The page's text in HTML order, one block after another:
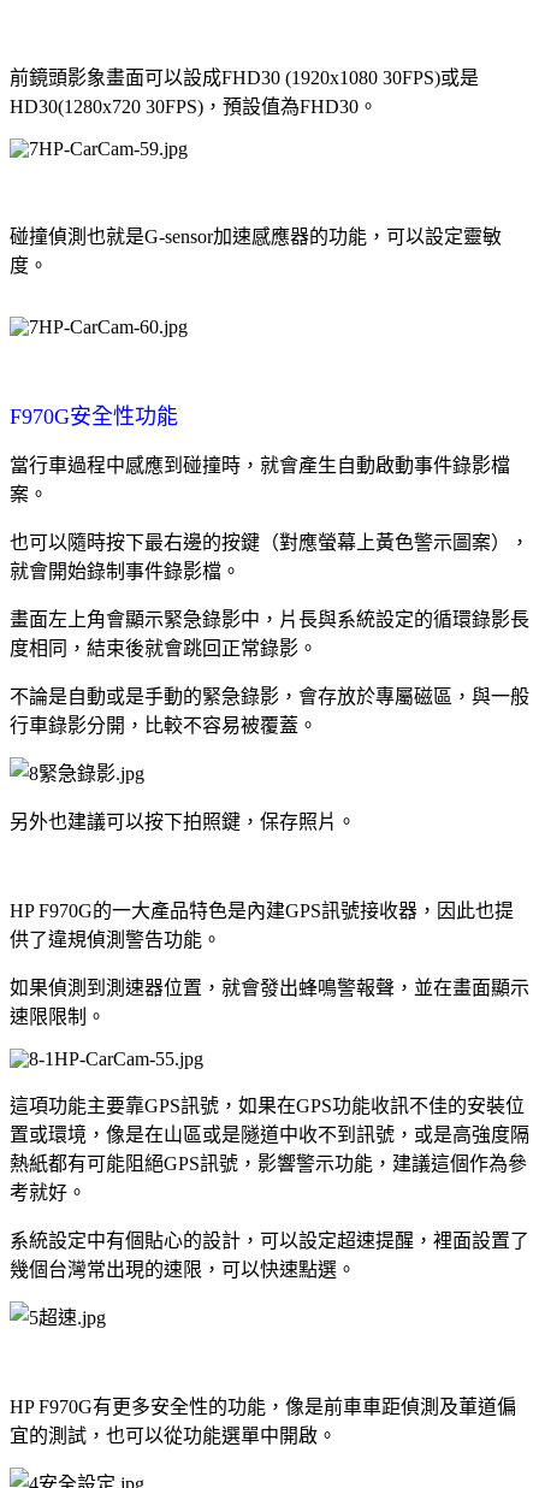
前鏡頭影象畫面可以設成FHD30 (1920x1080 30FPS)或是
HD30(1280x720 30FPS)，預設值為FHD30。
碰撞偵測也就是G-sensor加速感應器的功能，可以設定靈敏
度。
F970G安全性功能
當行車過程中感應到碰撞時，就會產生自動啟動事件錄影檔
案。
也可以隨時按下最右邊的按鍵（對應螢幕上黃色警示圖案），
就會開始錄制事件錄影檔。
畫面左上角會顯示緊急錄影中，片長與系統設定的循環錄影長
度相同，結束後就會跳回正常錄影。
不論是自動或是手動的緊急錄影，會存放於專屬磁區，與一般
行車錄影分開，比較不容易被覆蓋。
另外也建議可以按下拍照鍵，保存照片。
HP F970G的一大產品特色是內建GPS訊號接收器，因此也提
供了違規偵測警告功能。
如果偵測到測速器位置，就會發出蜂鳴警報聲，並在畫面顯示
速限限制。
這項功能主要靠GPS訊號，如果在GPS功能收訊不佳的安裝位
置或環境，像是在山區或是隧道中收不到訊號，或是高強度隔
熱紙都有可能阻絕GPS訊號，影響警示功能，建議這個作為參
考就好。
系統設定中有個貼心的設計，可以設定超速提醒，裡面設置了
幾個台灣常出現的速限，可以快速點選。
HP F970G有更多安全性的功能，像是前車車距偵測及莗道偏
宜的測試，也可以從功能選單中開啟。